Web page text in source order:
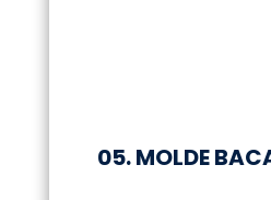
05. MOLDE